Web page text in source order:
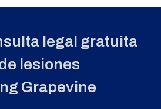
legal gratuita
lesiones
Grapevine